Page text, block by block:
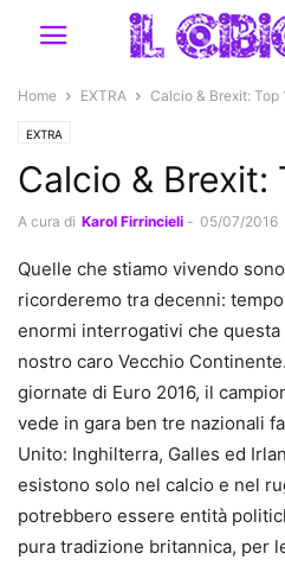
Home EXTRA Calcio & Brexit: Top
EXTRA
Calcio & Brexit:
A cura di Karol Firrincieli - 05/07/2016
Quelle che stiamo vivendo
ricorderemo tra decenni:
enormi interrogativi che
nostro caro Vecchio
giornate di Euro 2016, il
vede in gara ben tre nazionali
Unito: Inghilterra, Galles ed
esistono solo nel calcio e nel
potrebbero essere entità
pura tradizione britannica, per